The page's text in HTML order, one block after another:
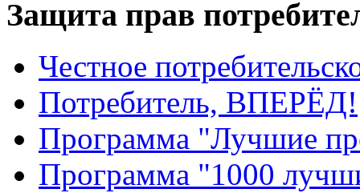
Защита прав
Честное
Потребитель, ВПЕРЁД!
Программа "Лучшие
Программа "1000